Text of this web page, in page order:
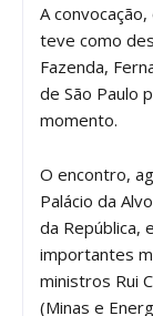
A
teve como
Fazenda,
de São Paulo
momento.
O encontro,
Palácio da
da República,
importantes
ministros Rui
(Minas e